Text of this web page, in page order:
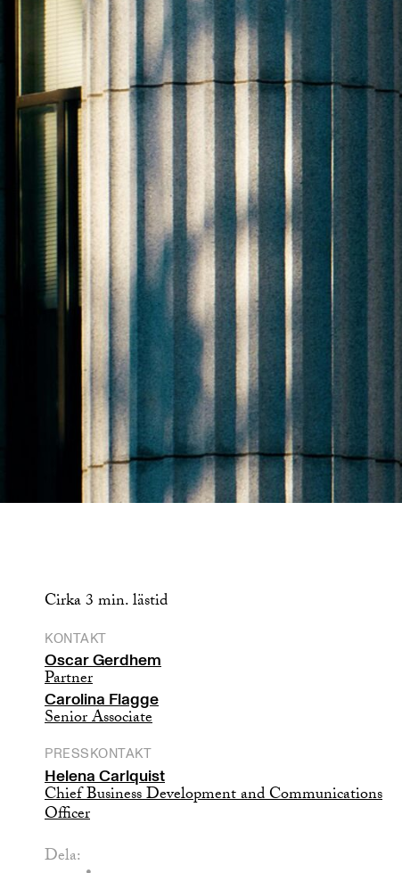
Cirka 3 min. lästid
KONTAKT
Oscar Gerdhem
Partner
Carolina Flagge
Senior Associate
PRESSKONTAKT
Helena Carlquist
Chief Business Development and Communications
Officer
Dela: